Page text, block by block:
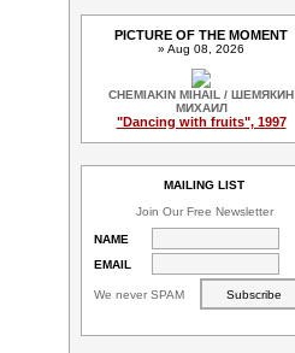
PICTURE OF THE MOMENT
» Aug 08, 2026
CHEMIAKIN MIHAIL / ШЕМЯКИН
МИХАИЛ
"Dancing with fruits", 1997
MAILING LIST
Join Our Free Newsletter
NAME
EMAIL
We never SPAM